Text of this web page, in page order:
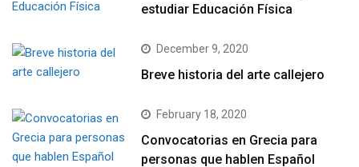
estudiar Educación Física
December 9, 2020
Breve historia del arte callejero
February 18, 2020
Convocatorias en Grecia para
personas que hablen Español